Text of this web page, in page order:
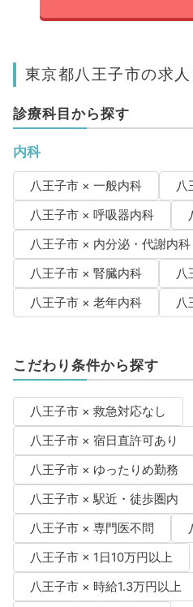
東京都八王子市の求
診療科目から探す
内科
八王子市 × 一般内科
八
八王子市 × 呼吸器内科
八王子市 × 内分泌・代謝内科
八王子市 × 腎臓内科
八
八王子市 × 老年内科
八
こだわり条件から探す
八王子市 × 救急対応なし
八王子市 × 宿日直許可あり
八王子市 × ゆったりめ勤務
八王子市 × 駅近・徒歩圏内
八王子市 × 専門医不問
八王子市 × 1日10万円以上
八王子市 × 時給1.3万円以上